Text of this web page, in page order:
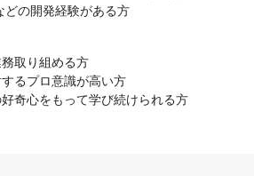
どの開発経験がある方
取り組める方
るプロ意識が高い方
奇心をもって学び続けられる方